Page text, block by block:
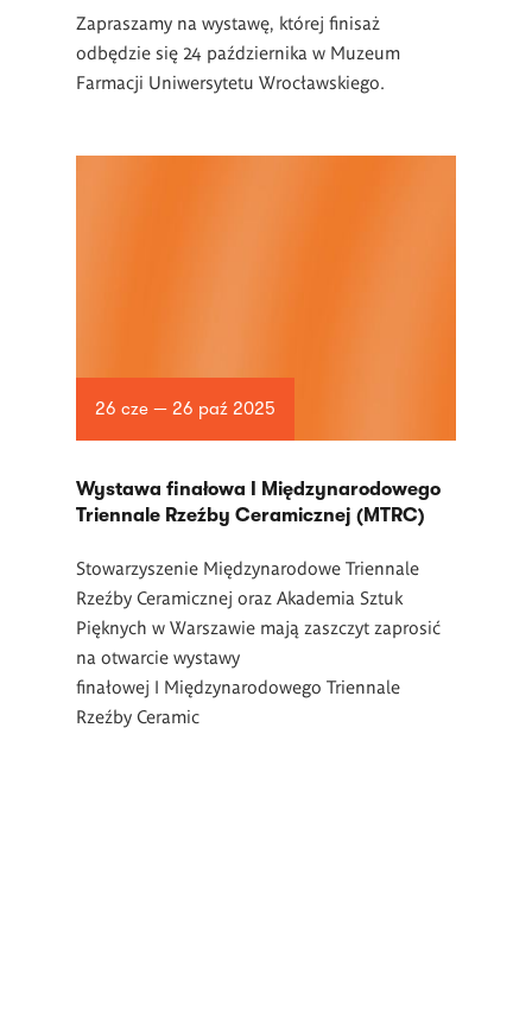
Zapraszamy na wystawę, której finisaż
odbędzie się 24 października w Muzeum
Farmacji Uniwersytetu Wrocławskiego.
26 cze — 26 paź 2025
Wystawa finałowa I Międzynarodowego
Triennale Rzeźby Ceramicznej (MTRC)
Stowarzyszenie Międzynarodowe Triennale
Rzeźby Ceramicznej oraz Akademia Sztuk
Pięknych w Warszawie mają zaszczyt zaprosić
na otwarcie wystawy
finałowej I Międzynarodowego Triennale
Rzeźby Ceramic